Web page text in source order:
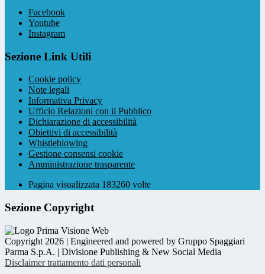
Facebook
Youtube
Instagram
Sezione Link Utili
Cookie policy
Note legali
Informativa Privacy
Ufficio Relazioni con il Pubblico
Dichiarazione di accessibilità
Obiettivi di accessibilità
Whistleblowing
Gestione consensi cookie
Amministrazione trasparente
Pagina visualizzata 183260 volte
Sezione Copyright
Copyright 2026 | Engineered and powered by Gruppo Spaggiari
Parma S.p.A. | Divisione Publishing & New Social Media
Disclaimer trattamento dati personali